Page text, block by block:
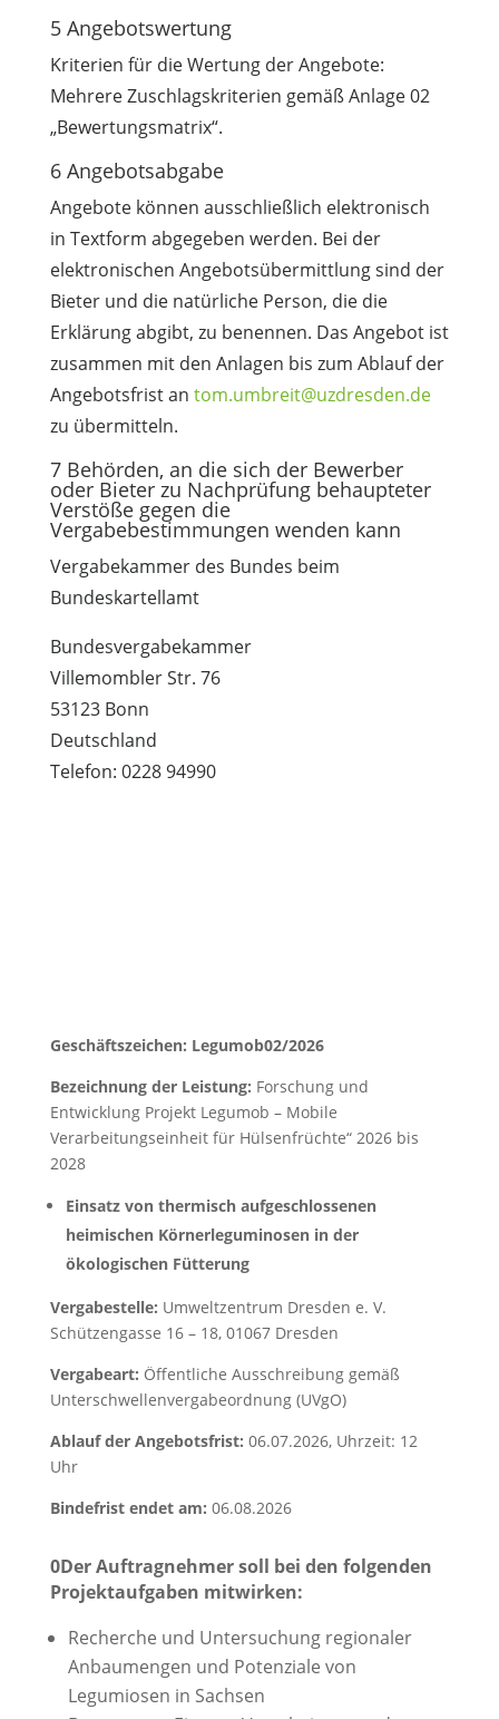
5 Angebotswertung
Kriterien für die Wertung der Angebote:
Mehrere Zuschlagskriterien gemäß Anlage 02
„Bewertungsmatrix“.
6 Angebotsabgabe
Angebote können ausschließlich elektronisch
in Textform abgegeben werden. Bei der
elektronischen Angebotsübermittlung sind der
Bieter und die natürliche Person, die die
Erklärung abgibt, zu benennen. Das Angebot ist
zusammen mit den Anlagen bis zum Ablauf der
Angebotsfrist an tom.umbreit@uzdresden.de
zu übermitteln.
7 Behörden, an die sich der Bewerber
oder Bieter zu Nachprüfung behaupteter
Verstöße gegen die
Vergabebestimmungen wenden kann
Vergabekammer des Bundes beim
Bundeskartellamt
Bundesvergabekammer
Villemombler Str. 76
53123 Bonn
Deutschland
Telefon: 0228 94990
Geschäftszeichen: Legumob02/2026
Bezeichnung der Leistung: Forschung und
Entwicklung Projekt Legumob – Mobile
Verarbeitungseinheit für Hülsenfrüchte“ 2026 bis
2028
Einsatz von thermisch aufgeschlossenen
heimischen Körnerleguminosen in der
ökologischen Fütterung
Vergabestelle: Umweltzentrum Dresden e. V.
Schützengasse 16 – 18, 01067 Dresden
Vergabeart: Öffentliche Ausschreibung gemäß
Unterschwellenvergabeordnung (UVgO)
Ablauf der Angebotsfrist: 06.07.2026, Uhrzeit: 12
Uhr
Bindefrist endet am: 06.08.2026
0Der Auftragnehmer soll bei den folgenden
Projektaufgaben mitwirken:
Recherche und Untersuchung regionaler
Anbaumengen und Potenziale von
Legumiosen in Sachsen